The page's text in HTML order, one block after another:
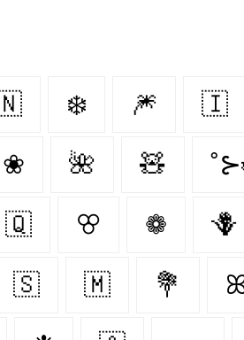
❄️ 🎆 🇮‌
❀ 🌺 🧸
🇶‌ ꕢ ❁ 🪻
🇸‌ 🇲‌ 💐